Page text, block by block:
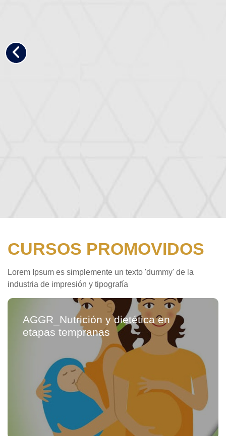
CURSOS PROMOVIDOS
Lorem Ipsum es simplemente un texto 'dummy' de la
industria de impresión y tipografía
AGGR_Nutrición y dietética en
etapas tempranas